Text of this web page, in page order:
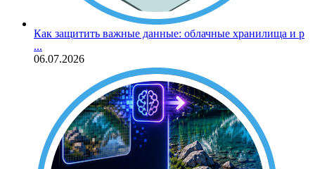
Как защитить важные данные: облачные хранилища и р
...
06.07.2026